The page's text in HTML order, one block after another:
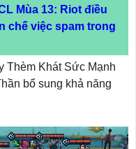
Mùa 13: Riot điều
chế việc spam trong
Thèm Khát Sức Mạnh
bổ sung khả năng